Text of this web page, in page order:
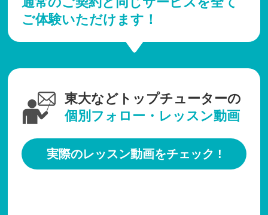
ご体験いただけます！
東大などトップチューターの
個別フォロー・レッスン動画
実際のレッスン動画をチェック !